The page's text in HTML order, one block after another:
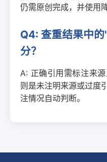
仍需原创完成，并使用
Q4: 查重结果中
分？
A: 正确引用需标注来
则是未注明来源或过度
注情况自动判断。